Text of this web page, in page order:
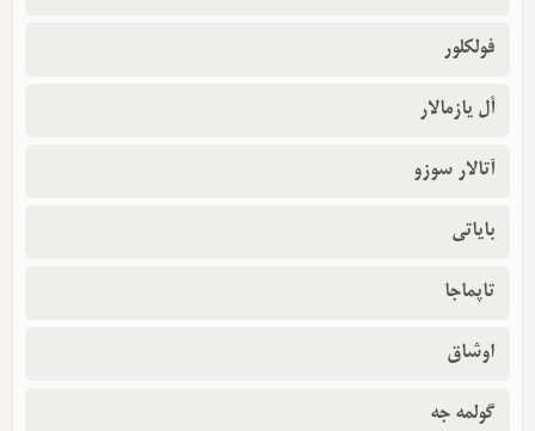
فولکلور
أل یازمالار
آتالار سوزو
بایاتی
تاپماجا
اوشاق
گولمه جه